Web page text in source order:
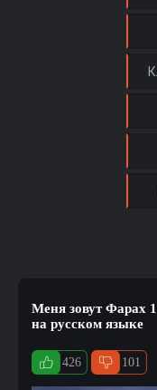
Меня зовут Фарах
на русском языке
426 101